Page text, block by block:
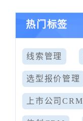
热门标签
线索管理
选型报价管理
上市公司CRM